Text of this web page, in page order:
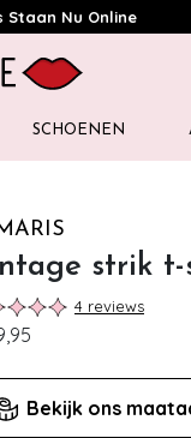
Staan Nu Online
SCHOENEN
strik
4 reviews
Bekijk ons